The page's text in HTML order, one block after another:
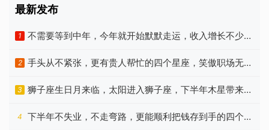
最新发布
1
不需要等到中年，今年就开始默默走运，收入增长不少的
星座
2
手头从不紧张，更有贵人帮忙的四个星座，笑傲职场无压
3
狮子座生日月来临，太阳进入狮子座，下半年木星带来新
机遇
4
下半年不失业，不走弯路，更能顺利把钱存到手的四个生